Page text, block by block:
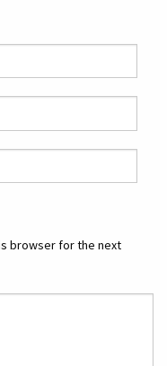
browser for the next